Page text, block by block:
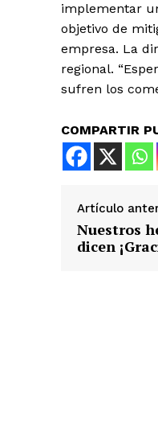
implementar
objetivo de
empresa. La
regional.
sufren los
COMPARTIR
Artículo
Nuestros
dicen